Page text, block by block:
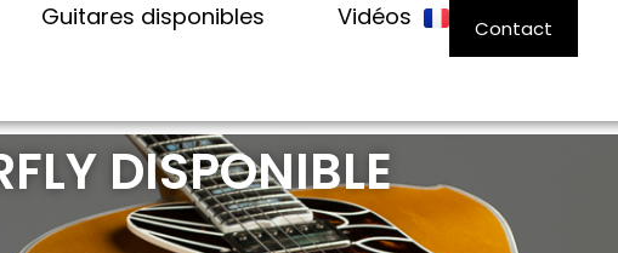
Guitares disponibles Vidéos Contact
DISPONIBLE